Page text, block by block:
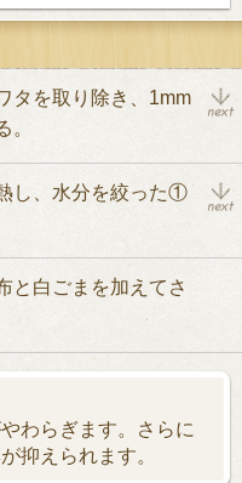
タを取り除き、1mm
し、水分を絞った①
と白ごまを加えてさ
わらぎます。さらに
抑えられます。